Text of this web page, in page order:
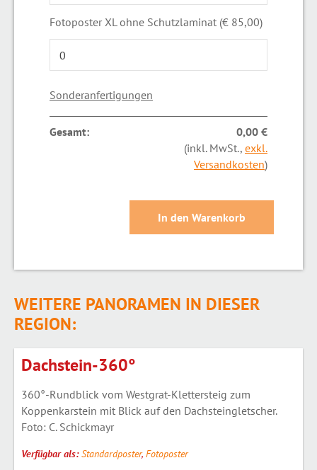
Fotoposter XL ohne Schutzlaminat (€ 85,00)
Sonderanfertigungen
Gesamt:
0,00 €
(inkl. MwSt., exkl.
Versandkosten)
WEITERE PANORAMEN IN DIESER
REGION:
Dachstein-360°
360°-Rundblick vom Westgrat-Klettersteig zum
Koppenkarstein mit Blick auf den Dachsteingletscher.
Foto: C. Schickmayr
Verfügbar als:Standardposter, Fotoposter